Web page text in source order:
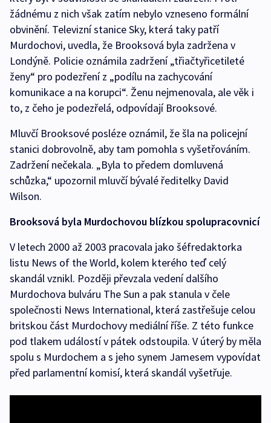
žádnému z nich však zatím nebylo vzneseno formální
obvinění. Televizní stanice Sky, která taky patří
Murdochovi, uvedla, že Brooksová byla zadržena v
Londýně. Policie oznámila zadržení „třiačtyřicetileté
ženy“ pro podezření z „podílu na zachycování
komunikace a na korupci“. Ženu nejmenovala, ale věk i
to, z čeho je podezřelá, odpovídají Brooksové.
Mluvčí Brooksové posléze oznámil, že šla na policejní
stanici dobrovolně, aby tam pomohla s vyšetřováním.
Zadržení nečekala. „Byla to předem domluvená
schůzka,“ upozornil mluvčí bývalé ředitelky David
Wilson.
Brooksová byla Murdochovou blízkou spolupracovnicí
V letech 2000 až 2003 pracovala jako šéfredaktorka
listu News of the World, kolem kterého teď celý
skandál vznikl. Později převzala vedení dalšího
Murdochova bulváru The Sun a pak stanula v čele
společnosti News International, která zastřešuje celou
britskou část Murdochovy mediální říše. Z této funkce
pod tlakem událostí v pátek odstoupila. V úterý by měla
spolu s Murdochem a s jeho synem Jamesem vypovídat
před parlamentní komisí, která skandál vyšetřuje.